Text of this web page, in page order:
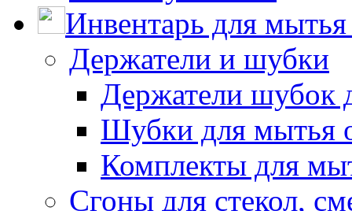
Инвентарь для мытья
Держатели и шубки
Держатели шубок
Шубки для мытья
Комплекты для
Сгоны для стекол,